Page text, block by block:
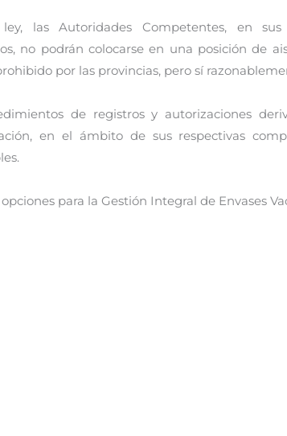
las Autoridades Competentes, en
no podrán colocarse en una posición de
por las provincias, pero sí
de registros y autorizaciones
en el ámbito de sus respectivas
para la Gestión Integral de Envases